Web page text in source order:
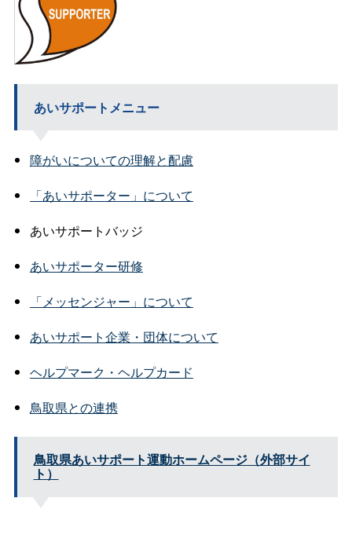
あいサポートメニュー
障がいについての理解と配慮
「あいサポーター」について
あいサポートバッジ
あいサポーター研修
「メッセンジャー」について
あいサポート企業・団体について
ヘルプマーク・ヘルプカード
鳥取県との連携
鳥取県あいサポート運動ホームページ（外部サイ
ト）